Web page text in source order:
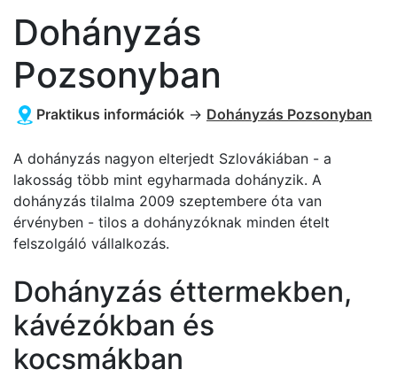
Dohányzás
Pozsonyban
Praktikus információk → Dohányzás Pozsonyban
A dohányzás nagyon elterjedt Szlovákiában - a
lakosság több mint egyharmada dohányzik. A
dohányzás tilalma 2009 szeptembere óta van
érvényben - tilos a dohányzóknak minden ételt
felszolgáló vállalkozás.
Dohányzás éttermekben,
kávézókban és
kocsmákban